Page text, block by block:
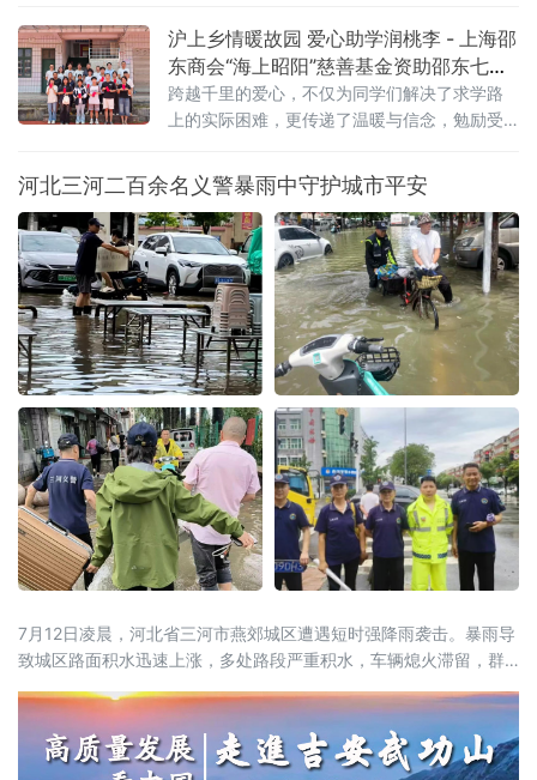
体活动中心开展2026年上半年工作总结、红色
宣讲、反诈科普、眼科义诊、爱心供餐及入户
慰问等系列敬老惠民活动。
沪上乡情暖故园 爱心助学润桃李 - 上海邵
东商会“海上昭阳”慈善基金资助邵东七中
困难学子
跨越千里的爱心，不仅为同学们解决了求学路
上的实际困难，更传递了温暖与信念，勉励受
脚踏实
河北三河二百余名义警暴雨中守护城市平安
7月12日凌晨，河北省三河市燕郊城区遭遇短时强降雨袭击。暴雨导
致城区路面积水迅速上涨，多处路段严重积水，车辆熄火滞留，群
组织200余名队员奔赴一线，开展交通疏导、抢险救援和隐患排查工
作。12日凌晨起，燕郊城区雨势猛烈，主次干道多处积水，部分路
段通行中断。平安义警队、银龄关爱义警队、环保义警队三支队伍